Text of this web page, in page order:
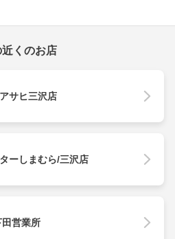
くのお店
サヒ三沢店
ーしまむら/三沢店
営業所